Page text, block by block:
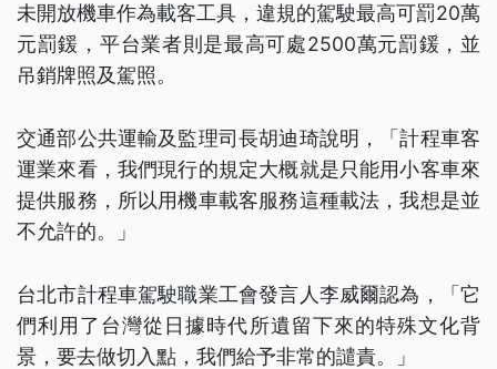
未開放機車作為載客工具，違規的駕駛最高可罰20萬
元罰鍰，平台業者則是最高可處2500萬元罰鍰，並
吊銷牌照及駕照。
交通部公共運輸及監理司長胡迪琦說明，「計程車客
運業來看，我們現行的規定大概就是只能用小客車來
提供服務，所以用機車載客服務這種載法，我想是並
不允許的。」
台北市計程車駕駛職業工會發言人李威爾認為，「它
們利用了台灣從日據時代所遺留下來的特殊文化背
景，要去做切入點，我們給予非常的譴責。」